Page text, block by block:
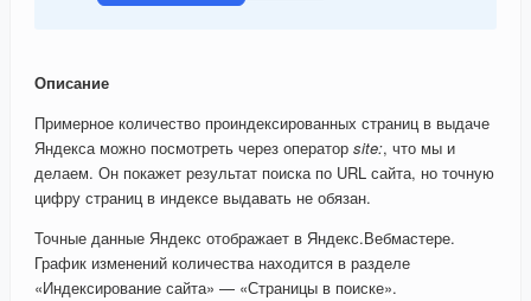
Описание
Примерное количество проиндексированных страниц в выдаче
Яндекса можно посмотреть через оператор site:, что мы и
делаем. Он покажет результат поиска по URL сайта, но точную
цифру страниц в индексе выдавать не обязан.
Точные данные Яндекс отображает в Яндекс.Вебмастере.
График изменений количества находится в разделе
«Индексирование сайта» — «Страницы в поиске».